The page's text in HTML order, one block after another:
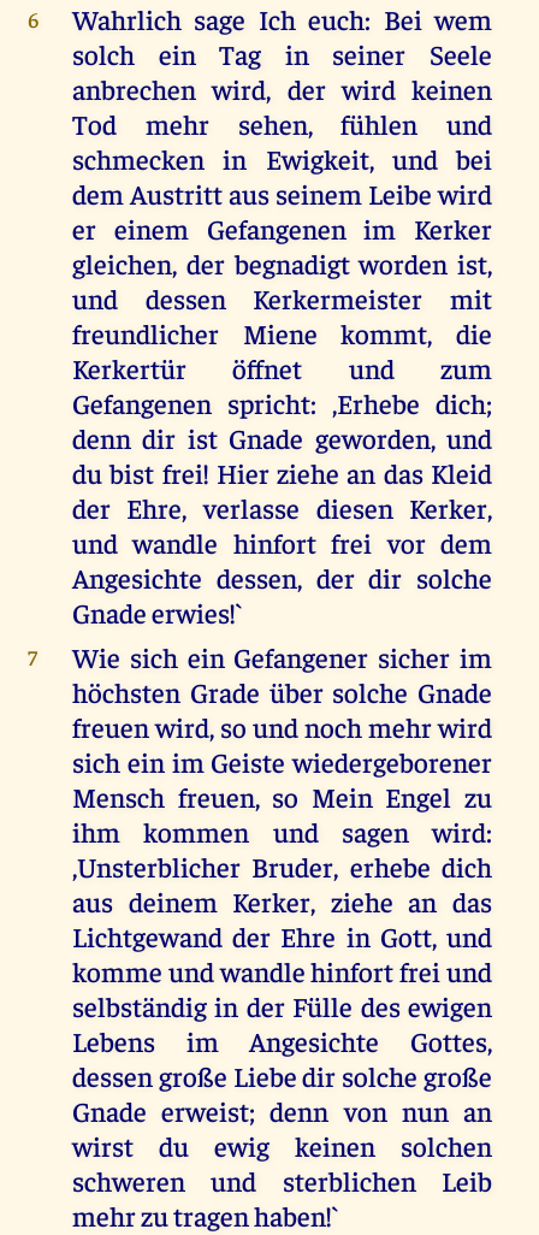
6
Wahrlich sage Ich euch: Bei wem
solch ein Tag in seiner Seele
anbrechen wird, der wird keinen
Tod mehr sehen, fühlen und
schmecken in Ewigkeit, und bei
dem Austritt aus seinem Leibe wird
er einem Gefangenen im Kerker
gleichen, der begnadigt worden ist,
und dessen Kerkermeister mit
freundlicher Miene kommt, die
Kerkertür öffnet und zum
Gefangenen spricht: ,Erhebe dich;
denn dir ist Gnade geworden, und
du bist frei! Hier ziehe an das Kleid
der Ehre, verlasse diesen Kerker,
und wandle hinfort frei vor dem
Angesichte dessen, der dir solche
Gnade erwies!`
7
Wie sich ein Gefangener sicher im
höchsten Grade über solche Gnade
freuen wird, so und noch mehr wird
sich ein im Geiste wiedergeborener
Mensch freuen, so Mein Engel zu
ihm kommen und sagen wird:
,Unsterblicher Bruder, erhebe dich
aus deinem Kerker, ziehe an das
Lichtgewand der Ehre in Gott, und
komme und wandle hinfort frei und
selbständig in der Fülle des ewigen
Lebens im Angesichte Gottes,
dessen große Liebe dir solche große
Gnade erweist; denn von nun an
wirst du ewig keinen solchen
schweren und sterblichen Leib
mehr zu tragen haben!`